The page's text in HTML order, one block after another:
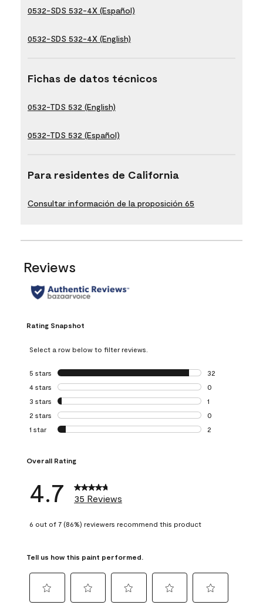
0532-SDS 532-4X (Español)
0532-SDS 532-4X (English)
Fichas de datos técnicos
0532-TDS 532 (English)
0532-TDS 532 (Español)
Para residentes de California
Consultar información de la proposición 65
Reviews
Rating Snapshot
Select a row below to filter reviews.
5 stars stars
32
32 reviews with
4 stars stars
0
0 reviews with 4
3 stars stars
1
1 review with 3
2 stars stars
0
0 reviews with 2
1 star stars
2
Overall Rating
4.7 35 Reviews
6 out of 7 (86%) reviewers recommend this product
Tell us how this paint performed.